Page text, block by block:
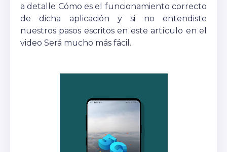
a detalle Cómo es el funcionamiento correcto
de dicha aplicación y si no entendiste
nuestros pasos escritos en este artículo en el
video Será mucho más fácil.